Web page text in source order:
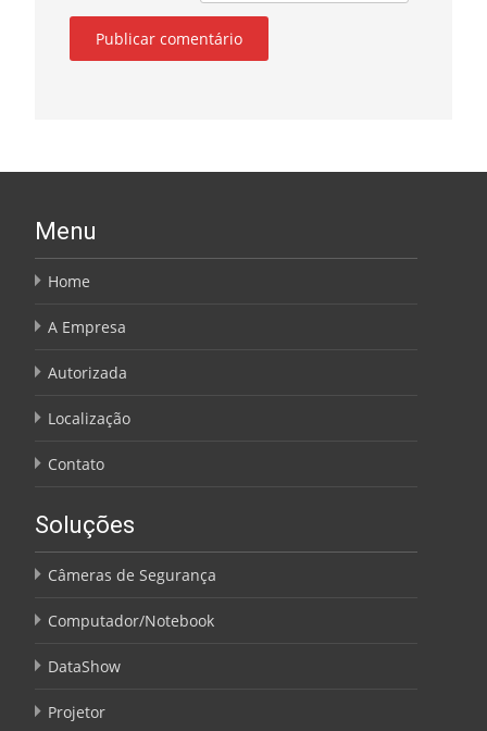
Menu
Home
A Empresa
Autorizada
Localização
Contato
Soluções
Câmeras de Segurança
Computador/Notebook
DataShow
Projetor